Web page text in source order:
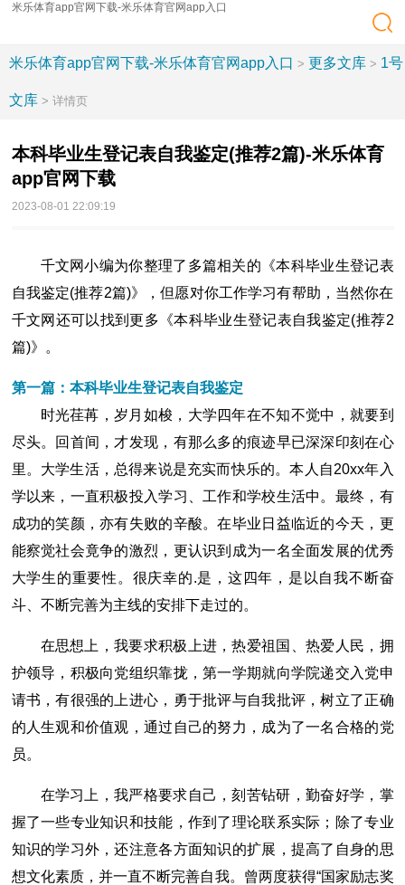
米乐体育app官网下载-米乐体育官网app入口
米乐体育app官网下载-米乐体育官网app入口 > 更多文库 > 1号
文库 > 详情页
本科毕业生登记表自我鉴定(推荐2篇)-米乐体育
app官网下载
2023-08-01 22:09:19
千文网小编为你整理了多篇相关的《本科毕业生登记表
自我鉴定(推荐2篇)》，但愿对你工作学习有帮助，当然你在
千文网还可以找到更多《本科毕业生登记表自我鉴定(推荐2
篇)》。
第一篇：本科毕业生登记表自我鉴定
时光荏苒，岁月如梭，大学四年在不知不觉中，就要到
尽头。回首间，才发现，有那么多的痕迹早已深深印刻在心
里。大学生活，总得来说是充实而快乐的。本人自20xx年入
学以来，一直积极投入学习、工作和学校生活中。最终，有
成功的笑颜，亦有失败的辛酸。在毕业日益临近的今天，更
能察觉社会竟争的激烈，更认识到成为一名全面发展的优秀
大学生的重要性。很庆幸的.是，这四年，是以自我不断奋
斗、不断完善为主线的安排下走过的。
在思想上，我要求积极上进，热爱祖国、热爱人民，拥
护领导，积极向党组织靠拢，第一学期就向学院递交入党申
请书，有很强的上进心，勇于批评与自我批评，树立了正确
的人生观和价值观，通过自己的努力，成为了一名合格的党
员。
在学习上，我严格要求自己，刻苦钻研，勤奋好学，掌
握了一些专业知识和技能，作到了理论联系实际；除了专业
知识的学习外，还注意各方面知识的扩展，提高了自身的思
想文化素质，并一直不断完善自我。曾两度获得“国家励志奖